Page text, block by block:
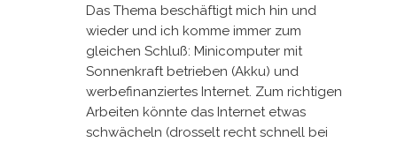
Das Thema beschäftigt mich hin und
wieder und ich komme immer zum
gleichen Schluß: Minicomputer mit
Sonnenkraft betrieben (Akku) und
werbefinanziertes Internet. Zum richtigen
Arbeiten könnte das Internet etwas
schwächeln (drosselt recht schnell bei